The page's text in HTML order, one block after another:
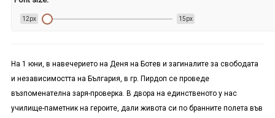
12px 15px
На 1 юни, в навечерието на Деня на Ботев и загиналите за свободата
и независимостта на България, в гр. Пирдоп се проведе
възпоменателна заря-проверка. В двора на единственото у нас
училище-паметник на героите, дали живота си по бранните полета във